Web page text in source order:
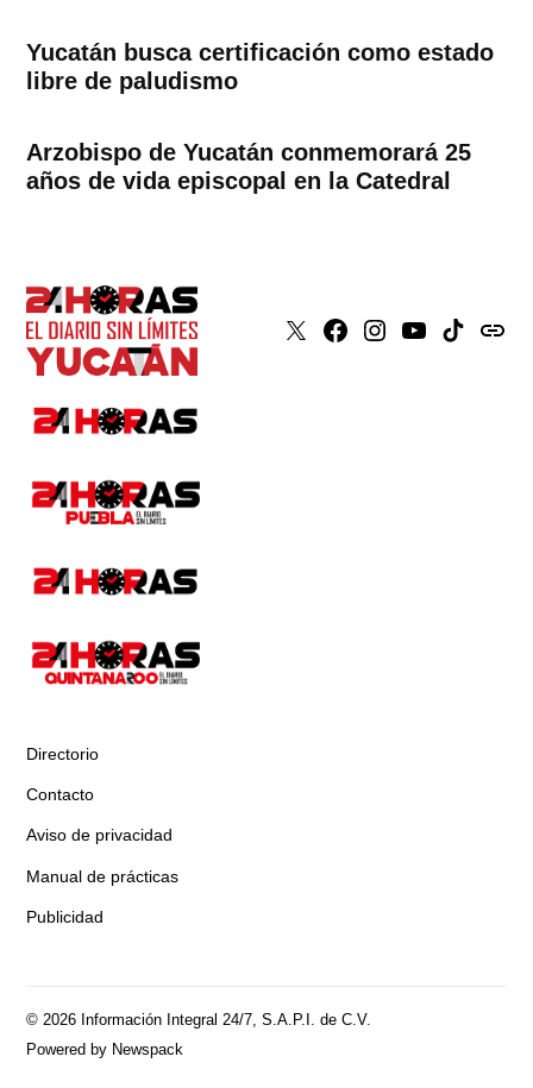
Yucatán busca certificación como estado
libre de paludismo
Arzobispo de Yucatán conmemorará 25
años de vida episcopal en la Catedral
X Faceboook
Instagram
YoutubeTiktokissuu
Directorio
Contacto
Aviso de privacidad
Manual de prácticas
Publicidad
© 2026 Información Integral 24/7, S.A.P.I. de C.V.
Powered by Newspack